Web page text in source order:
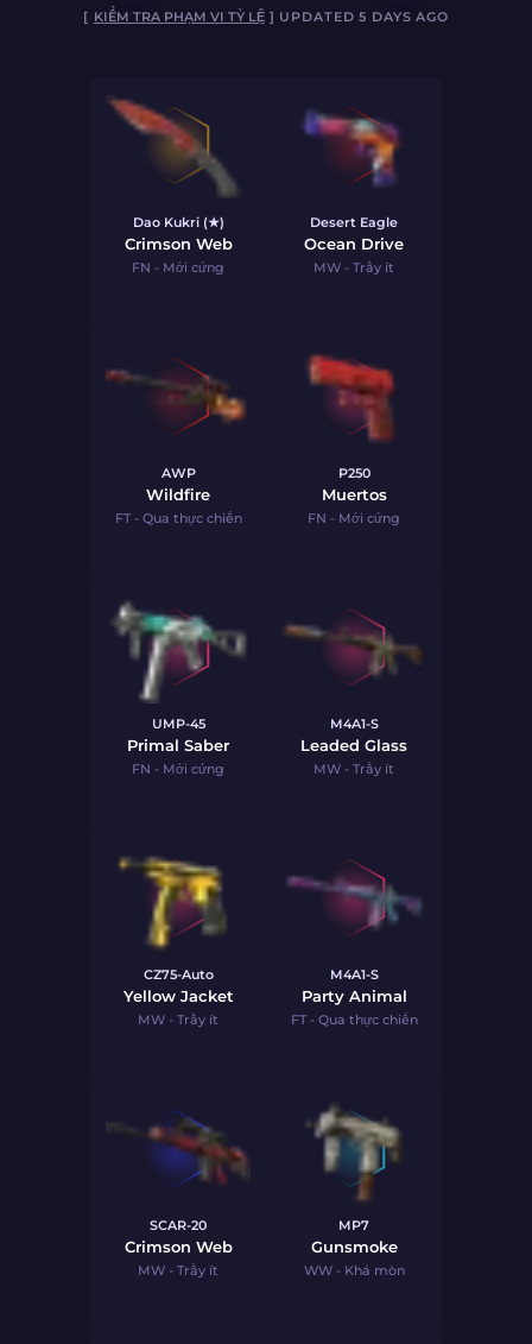
[ KIỂM TRA PHẠM VI TỶ LỆ] UPDATED 5 DAYS AGO
Dao Kukri (★)
Crimson Web
FN - Mới cứng
Desert Eagle
Ocean Drive
MW - Trầy ít
AWP
Wildfire
FT - Qua thực chiến
P250
Muertos
FN - Mới cứng
UMP-45
Primal Saber
FN - Mới cứng
M4A1-S
Leaded Glass
MW - Trầy ít
CZ75-Auto
Yellow Jacket
MW - Trầy ít
M4A1-S
Party Animal
FT - Qua thực chiến
SCAR-20
Crimson Web
MW - Trầy ít
MP7
Gunsmoke
WW - Khá mòn